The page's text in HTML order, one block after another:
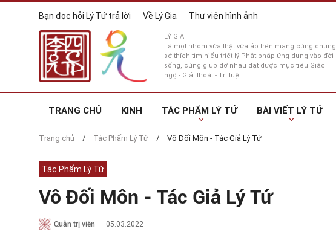
Menu Top
Bạn đọc hỏi Lý Tứ trả lời Về Lý Gia Thư viện hình ảnh
LÝ GIA
Là một nhóm vừa thật vừa ảo trên mạng cùng chung
sở thích tìm hiểu triết lý Phật pháp ứng dụng vào đời
sống, cùng giúp đỡ nhau đạt được mục tiêu Giác
ngộ - Giải thoát - Trí tuệ
Main navigation
TRANG CHỦ KINH TÁC PHẨM LÝ TỨ BÀI VIẾT LÝ TỨ
Breadcrumb
Trang chủ Tác Phẩm Lý Tứ Vô Đối Môn - Tác Giả Lý Tứ
Tác Phẩm Lý Tứ
Vô Đối Môn - Tác Giả Lý Tứ
Quản trị viên 05.03.2022